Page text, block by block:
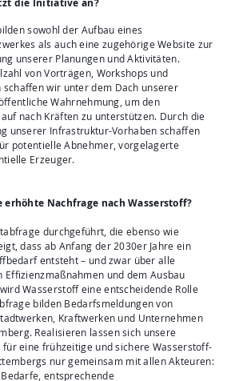
sowohl der Aufbau eines
als auch eine zugehörige Website zur
unserer Planungen und Aktivitäten.
von Vorträgen, Workshops und
wir unter dem Dach unserer
Wahrnehmung, um den
nach Kräften zu unterstützen. Durch die
unserer Infrastruktur-Vorhaben schaffen
potentielle Abnehmer, vorgelagerte
Erzeuger.
erhöhte Nachfrage nach Wasserstoff?
durchgeführt, die ebenso wie
dass ab Anfang der 2030er Jahre ein
entsteht – und zwar über alle
Effizienzmaßnahmen und dem Ausbau
Wasserstoff eine entscheidende Rolle
bilden Bedarfsmeldungen von
Kraftwerken und Unternehmen
Realisieren lassen sich unsere
eine frühzeitige und sichere Wasserstoff-
nur gemeinsam mit allen Akteuren:
entsprechende